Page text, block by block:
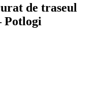
de traseul
Potlogi